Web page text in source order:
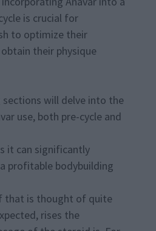
is crucial for
to optimize their
their physique
will delve into the
use, both pre-cycle and
it can significantly
profitable bodybuilding
that is thought of quite
rises the